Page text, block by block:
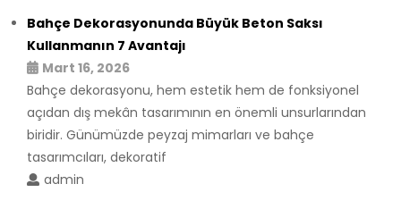
Bahçe Dekorasyonunda Büyük Beton Saksı
Kullanmanın 7 Avantajı
Mart 16, 2026
Bahçe dekorasyonu, hem estetik hem de fonksiyonel
açıdan dış mekân tasarımının en önemli unsurlarından
biridir. Günümüzde peyzaj mimarları ve bahçe
tasarımcıları, dekoratif
admin